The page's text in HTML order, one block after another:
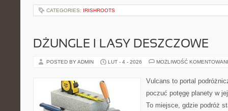
CATEGORIES: IRISHROOTS
DŻUNGLE I LASY DESZCZOWE
POSTED BY ADMIN LUT - 4 - 2026 MOŻLIWOŚĆ
Vulcans to portal
poczuć potęgę planety w
To miejsce, gdzie podróż